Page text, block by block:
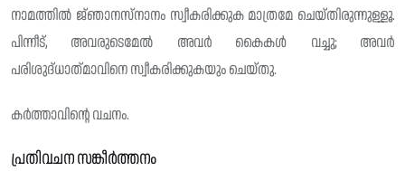
നാമത്തിൽ ജ്‌ഞാനസ്‌നാനം സ്വീകരിക്കുക മാത്രമേ ചെയ്തിരുന്നുള്ളൂ.
പിന്നീട്, അവരുടെമേൽ അവർ കൈകൾ വച്ചു; അവർ
പരിശുദ്‌ധാത്‌മാവിനെ സ്വീകരിക്കുകയും ചെയ്തു.
കർത്താവിന്റെ വചനം.
പ്രതിവചന സങ്കീർത്തനം